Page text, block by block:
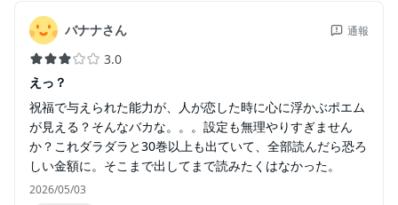
バナナさん 通報
3.0
えっ？
祝福で与えられた能力が、人が恋した時に心に浮かぶポエム
が見える？そんなバカな。。。設定も無理やりすぎません
か？これダラダラと30巻以上も出ていて、全部読んだら恐ろ
しい金額に。そこまで出してまで読みたくはなかった。
2026/05/03